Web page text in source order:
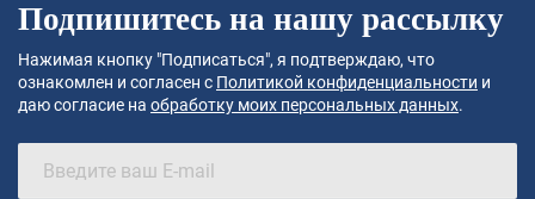
Подпишитесь на нашу рассылку
Нажимая кнопку "Подписаться", я подтверждаю, что
ознакомлен и согласен с Политикой конфиденциальности и
даю согласие на обработку моих персональных данных.